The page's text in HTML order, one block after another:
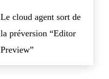
Le cloud agent sort de
la préversion “Editor
Preview”